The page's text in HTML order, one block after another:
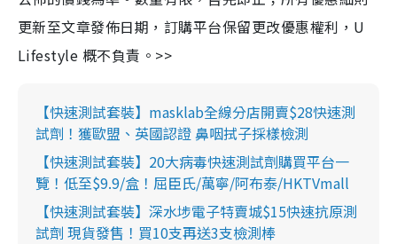
更新至文章發佈日期，訂購平台保留更改優惠權利，U
Lifestyle 概不負責。>>
【快速測試套裝】masklab全線分店開賣$28快速測
試劑！獲歐盟、英國認證 鼻咽拭子採樣檢測
【快速測試套裝】20大病毒快速測試劑購買平台一
覽！低至$9.9/盒！屈臣氏/萬寧/阿布泰/HKTVmall
【快速測試套裝】深水埗電子特賣城$15快速抗原測
試劑 現貨發售！買10支再送3支檢測棒